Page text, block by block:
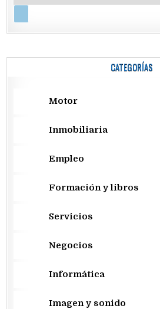
CATEGORÍAS
Motor
Inmobiliaria
Empleo
Formación y libros
Servicios
Negocios
Informática
Imagen y sonido